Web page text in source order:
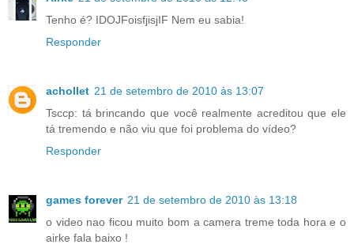
Tenho é? IDOJFoisfjisjIF Nem eu sabia!
Responder
achollet 21 de setembro de 2010 às 13:07
Tsccp: tá brincando que você realmente acreditou que ele
tá tremendo e não viu que foi problema do vídeo?
Responder
games forever 21 de setembro de 2010 às 13:18
o video nao ficou muito bom a camera treme toda hora e o
airke fala baixo !